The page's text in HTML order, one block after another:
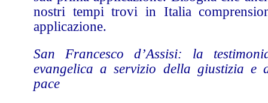
nostri tempi trovi in Italia
applicazione.
San Francesco d’Assisi: la
evangelica a servizio della giustizia e
pace